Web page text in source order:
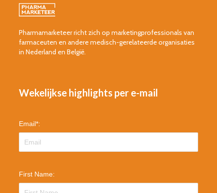
Pharmamarketeer richt zich op marketingprofessionals van
farmaceuten en andere medisch-gerelateerde organisaties
in Nederland en België.
Wekelijkse highlights per e-mail
Email*:
First Name: